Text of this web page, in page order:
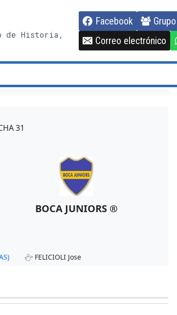
de Historia,
Facebook
Correo electrónico
31
BOCA JUNIORS ®
FELICIOLI Jose